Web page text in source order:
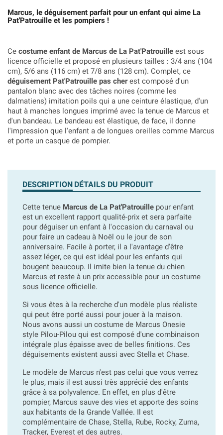
Marcus, le déguisement parfait pour un enfant qui aime La
Pat'Patrouille et les pompiers !
Ce costume enfant de Marcus de La Pat'Patrouille est sous
licence officielle et proposé en plusieurs tailles : 3/4 ans (104
cm), 5/6 ans (116 cm) et 7/8 ans (128 cm). Complet, ce
déguisement Pat'Patrouille pas cherest composé d'un
pantalon blanc avec des tâches noires (comme les
dalmatiens) imitation poils qui a une ceinture élastique, d'un
haut à manches longues imprimé avec la tenue de Marcus et
d'un bandeau. Le bandeau est élastique, de face, il donne
l'impression que l'enfant a de longues oreilles comme Marcus
et porte un casque de pompier.
DESCRIPTION DÉTAILS DU PRODUIT
Cette tenue Marcus de La Pat'Patrouille pour enfant
est un excellent rapport qualité-prix et sera parfaite
pour déguiser un enfant à l'occasion du carnaval ou
pour faire un cadeau à Noël ou le jour de son
anniversaire. Facile à porter, il a l'avantage d'être
assez léger, ce qui est idéal pour les enfants qui
bougent beaucoup. Il imite bien la tenue du chien
Marcus et reste à un prix accessible pour un costume
sous licence officielle.
Si vous êtes à la recherche d'un modèle plus réaliste
qui peut être porté aussi pour jouer à la maison.
Nous avons aussi un costume de Marcus Onesie
style Pilou-Pilou qui est composé d'une combinaison
intégrale plus épaisse avec de belles finitions. Ces
déguisements existent aussi avec Stella et Chase.
Le modèle de Marcus n'est pas celui que vous verrez
le plus, mais il est aussi très apprécié des enfants
grâce à sa polyvalence. En effet, en plus d'être
pompier, Marcus sauve des vies et apporte des soins
aux habitants de la Grande Vallée. Il est
complémentaire de Chase, Stella, Rube, Rocky, Zuma,
Tracker, Everest et des autres.